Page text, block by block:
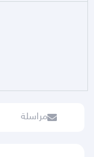
مراسلة